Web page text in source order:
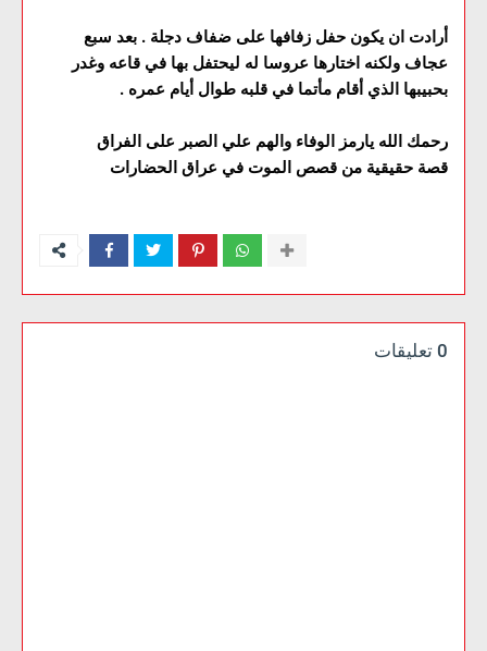
أرادت ان يكون حفل زفافها على ضفاف دجلة . بعد سبع
عجاف ولكنه اختارها عروسا له ليحتفل بها في قاعه وغدر
بحبيبها الذي أقام مأتما في قلبه طوال أيام عمره .
رحمك الله يارمز الوفاء والهم علي الصبر على الفراق
قصة حقيقية من قصص الموت في عراق الحضارات
0 تعليقات